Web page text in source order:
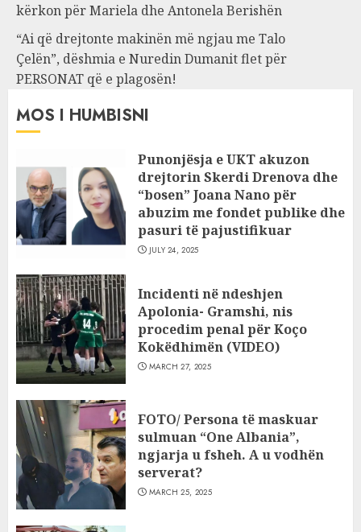
kërkon për Mariela dhe Antonela Berishën
“Ai që drejtonte makinën më ngjau me Talo
Çelën”, dëshmia e Nuredin Dumanit flet për
PERSONAT që e plagosën!
MOS I HUMBISNI
Punonjësja e UKT akuzon
drejtorin Skerdi Drenova dhe
“bosen” Joana Nano për
abuzim me fondet publike dhe
pasuri të pajustifikuar
JULY 24, 2025
Incidenti në ndeshjen
Apolonia- Gramshi, nis
procedim penal për Koço
Kokëdhimën (VIDEO)
MARCH 27, 2025
FOTO/ Persona të maskuar
sulmuan “One Albania”,
ngjarja u fsheh. A u vodhën
serverat?
MARCH 25, 2025